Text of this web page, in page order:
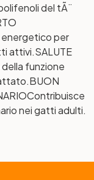
del tÃ¨
per
attivi.SALUTE
funzione
BUON
Contribuisce
nei gatti adulti.